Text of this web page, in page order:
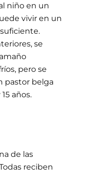
niño en un
vivir en un
se
pero se
pastor belga
años.
de las
reciben